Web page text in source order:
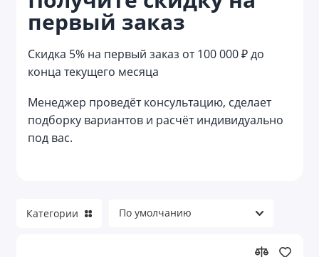
первый заказ
Скидка 5% на первый заказ от 100 000 ₽ до
конца текущего месяца
Менеджер проведёт консультацию, сделает
подборку вариантов и расчёт индивидуально
под вас.
Мешки
Наборы с сумками
Несессеры
Органайзеры
Органайзеры для авто
Органайзеры для кухни
Категории